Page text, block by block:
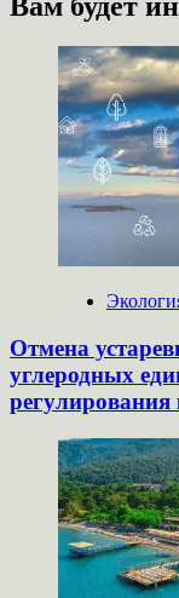
Отмена
углеродных
регулирования